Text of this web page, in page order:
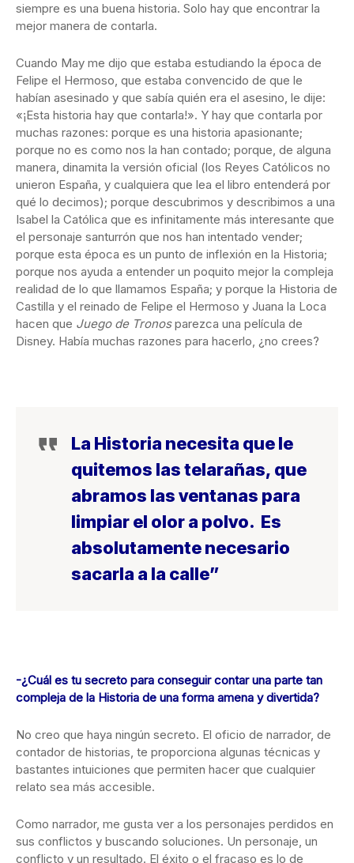
siempre es una buena historia. Solo hay que encontrar la
mejor manera de contarla.
Cuando May me dijo que estaba estudiando la época de
Felipe el Hermoso, que estaba convencido de que le
habían asesinado y que sabía quién era el asesino, le dije:
«¡Esta historia hay que contarla!». Y hay que contarla por
muchas razones: porque es una historia apasionante;
porque no es como nos la han contado; porque, de alguna
manera, dinamita la versión oficial (los Reyes Católicos no
unieron España, y cualquiera que lea el libro entenderá por
qué lo decimos); porque descubrimos y describimos a una
Isabel la Católica que es infinitamente más interesante que
el personaje santurrón que nos han intentado vender;
porque esta época es un punto de inflexión en la Historia;
porque nos ayuda a entender un poquito mejor la compleja
realidad de lo que llamamos España; y porque la Historia de
Castilla y el reinado de Felipe el Hermoso y Juana la Loca
hacen que Juego de Tronosparezca una película de
Disney. Había muchas razones para hacerlo, ¿no crees?
La Historia necesita que le
quitemos las telarañas, que
abramos las ventanas para
limpiar el olor a polvo. Es
absolutamente necesario
sacarla a la calle”
-¿Cuál es tu secreto para conseguir contar una parte tan
compleja de la Historia de una forma amena y divertida?
No creo que haya ningún secreto. El oficio de narrador, de
contador de historias, te proporciona algunas técnicas y
bastantes intuiciones que permiten hacer que cualquier
relato sea más accesible.
Como narrador, me gusta ver a los personajes perdidos en
sus conflictos y buscando soluciones. Un personaje, un
conflicto y un resultado. El éxito o el fracaso es lo de